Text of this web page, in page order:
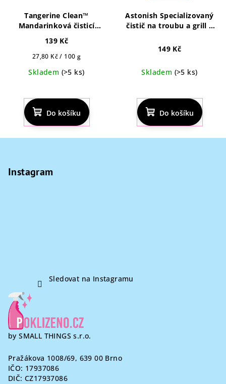
Tangerine Clean™
Mandarinková čisticí
139 Kč
Měrná
27,80 Kč / 100 g
Skladem (>5 ks)
hodnocení
produktu
je
4,3
z
Do košíku
Astonish Specializovaný
čistič na troubu a grill s
Specialist Oven & Grill
149 Kč
Skladem (>5 ks)
Do košíku
Instagram
Sledovat na Instagramu
by SMALL THINGS s.r.o.
Pražákova 1008/69, 639 00 Brno
IČO: 17937086
DIČ: CZ17937086